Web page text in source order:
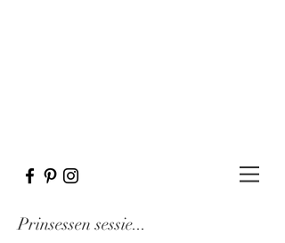
Prinsessen sessie...